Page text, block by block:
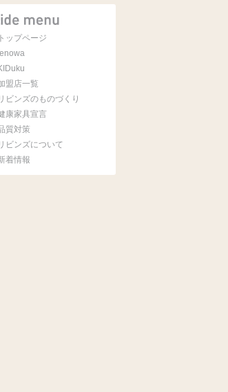
ップページ
盟店一覧
ビンズのものづくり
康家具宣言
質対策
ビンズについて
着情報